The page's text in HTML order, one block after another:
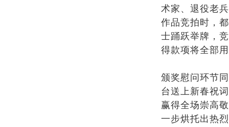
术家、退役老
作品竞拍时，
士踊跃举牌，
得款项将全部
颁奖慰问环节
台送上新春祝
赢得全场崇高
一步烘托出热